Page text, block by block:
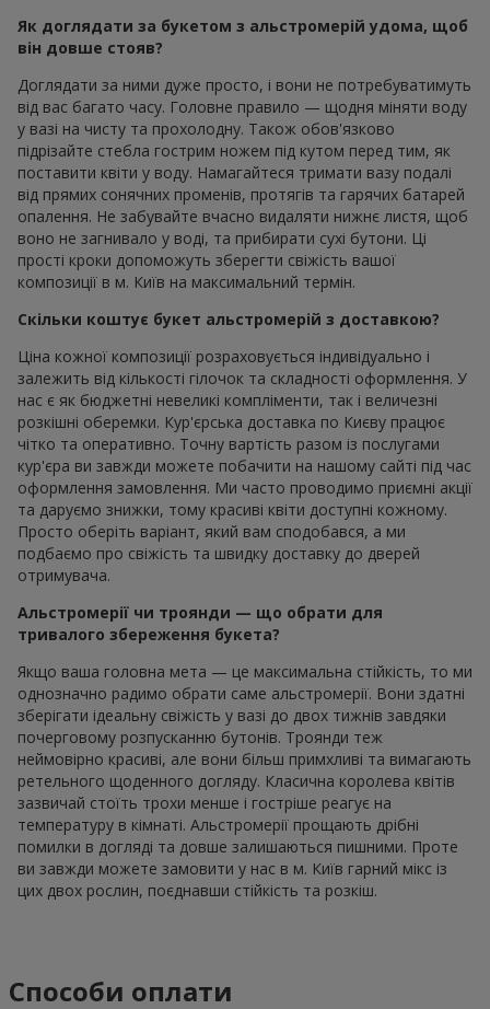
Як доглядати за букетом з альстромерій удома, щоб
він довше стояв?
Доглядати за ними дуже просто, і вони не потребуватимуть
від вас багато часу. Головне правило — щодня міняти воду
у вазі на чисту та прохолодну. Також обов'язково
підрізайте стебла гострим ножем під кутом перед тим, як
поставити квіти у воду. Намагайтеся тримати вазу подалі
від прямих сонячних променів, протягів та гарячих батарей
опалення. Не забувайте вчасно видаляти нижнє листя, щоб
воно не загнивало у воді, та прибирати сухі бутони. Ці
прості кроки допоможуть зберегти свіжість вашої
композиції в м. Київ на максимальний термін.
Скільки коштує букет альстромерій з доставкою?
Ціна кожної композиції розраховується індивідуально і
залежить від кількості гілочок та складності оформлення. У
нас є як бюджетні невеликі компліменти, так і величезні
розкішні оберемки. Кур'єрська доставка по Києву працює
чітко та оперативно. Точну вартість разом із послугами
кур'єра ви завжди можете побачити на нашому сайті під час
оформлення замовлення. Ми часто проводимо приємні акції
та даруємо знижки, тому красиві квіти доступні кожному.
Просто оберіть варіант, який вам сподобався, а ми
подбаємо про свіжість та швидку доставку до дверей
отримувача.
Альстромерії чи троянди — що обрати для
тривалого збереження букета?
Якщо ваша головна мета — це максимальна стійкість, то ми
однозначно радимо обрати саме альстромерії. Вони здатні
зберігати ідеальну свіжість у вазі до двох тижнів завдяки
почерговому розпусканню бутонів. Троянди теж
неймовірно красиві, але вони більш примхливі та вимагають
ретельного щоденного догляду. Класична королева квітів
зазвичай стоїть трохи менше і гостріше реагує на
температуру в кімнаті. Альстромерії прощають дрібні
помилки в догляді та довше залишаються пишними. Проте
ви завжди можете замовити у нас в м. Київ гарний мікс із
цих двох рослин, поєднавши стійкість та розкіш.
Способи оплати